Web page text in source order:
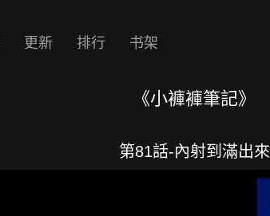
更新 排行 书架
《小褲褲筆記》
第81話-內射到滿出來